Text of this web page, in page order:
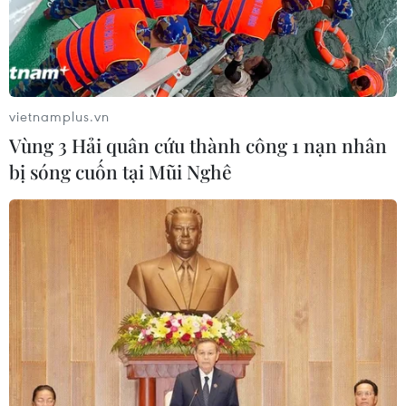
vietnamplus.vn
Vùng 3 Hải quân cứu thành công 1 nạn nhân
bị sóng cuốn tại Mũi Nghê